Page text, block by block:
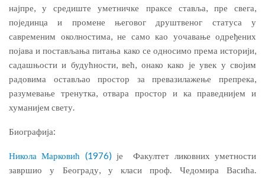
најпре, у средиште уметничке праксе ставља, пре свега,
појединца и промене његовог друштвеног статуса у
савременим околностима, не само као уочавање одређених
појава и постављања питања како се односимо према историји,
садашњости и будућности, већ, онако како је увек у својим
радовима остављао простор за превазилажење препрека,
разумевање тренутка, отвара простор и ка праведнијем и
хуманијем свету.
Биографија:
Никола Марковић (1976) је Факултет ликовних уметности
завршио у Београду, у класи проф. Чедомира Васића.